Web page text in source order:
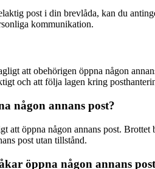
post i din brevlåda, kan du
kommunikation.
att obehörigen öppna någon
och att följa lagen kring
någon annans post?
att öppna någon annans post.
post utan tillstånd.
öppna någon annans